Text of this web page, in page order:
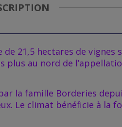
de 21,5 hectares de vignes
plus au nord de
la famille Borderies
Le climat bénéficie à la